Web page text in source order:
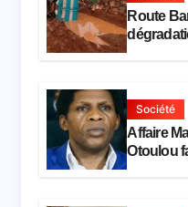
Route
Société
Affaire
Otoulou